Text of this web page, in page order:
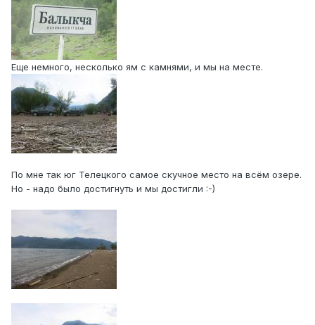
Еще немного, несколько ям с камнями, и мы на месте.
По мне так юг Телецкого самое скучное место на всём озере.
Но - надо было достигнуть и мы достигли :-)